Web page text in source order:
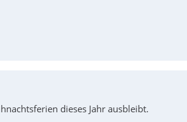
dieses Jahr ausbleibt.